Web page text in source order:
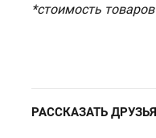
*стоимость
РАССКАЗАТЬ